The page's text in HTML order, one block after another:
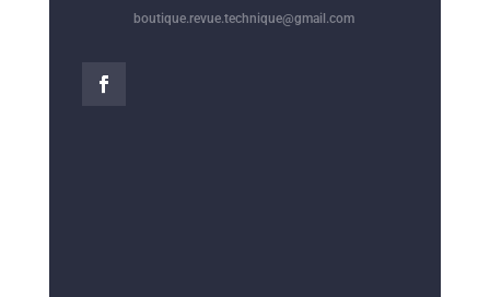
boutique.revue.technique@gmail.com